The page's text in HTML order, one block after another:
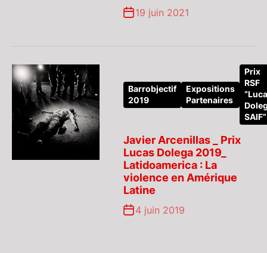
19 juin 2021
Barrobjectif
2019
Expositions
Partenaires
Prix
RSF
SAIF”
Javier Arcenillas _ Prix
Lucas Dolega 2019_
Latidoamerica : La
violence en Amérique
Latine
4 juin 2019